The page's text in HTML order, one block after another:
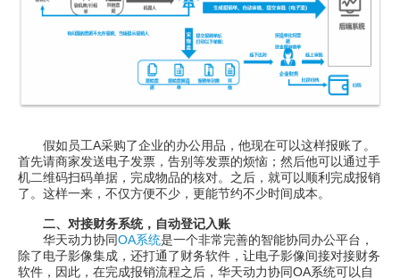
假如员工A采购了企业的办公用品，他现在可以这样报账了。
首先请商家发送电子发票，告别等发票的烦恼；然后他可以通过手
机二维码扫码单据，完成物品的核对。之后，就可以顺利完成报销
了。这样一来，不仅方便不少，更能节约不少时间成本。
二、对接财务系统，自动登记入账
华天动力协同OA系统是一个非常完善的智能协同办公平台，
除了电子影像集成，还打通了财务软件，让电子影像间接对接财务
软件，因此，在完成报销流程之后，华天动力协同OA系统可以自